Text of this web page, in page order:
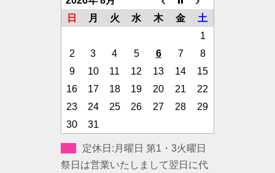
日
月 火 水 木 金
土
1
2
3 4 5 6 7
8
9
10 11 12 13 14
15
16
17 18 19 20 21
22
23
24 25 26 27 28
29
30
31
定休日:月曜日 第1・3火曜日
祭日は営業いたしまして翌日に代